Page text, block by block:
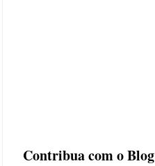
Contribua com o Blog